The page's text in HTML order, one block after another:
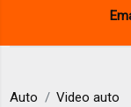
Auto Video auto